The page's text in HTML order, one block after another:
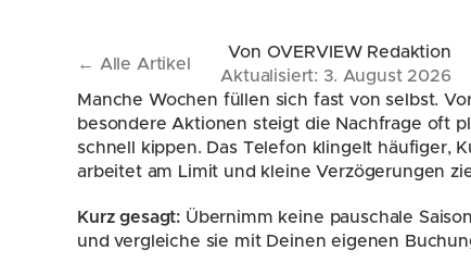
← Alle Artikel
Von OVERVIEW Redaktion
Aktualisiert: 3. August 2026
Manche Wochen füllen sich fast von selbst.
besondere Aktionen steigt die Nachfrage oft
schnell kippen. Das Telefon klingelt häufiger,
arbeitet am Limit und kleine Verzögerungen
Kurz gesagt: Übernimm keine pauschale
und vergleiche sie mit Deinen eigenen